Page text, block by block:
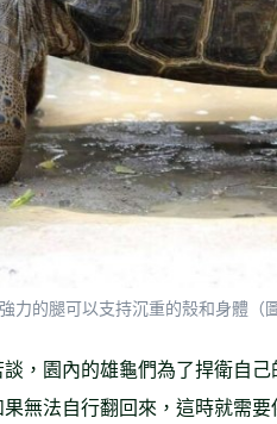
力的腿可以支持沉重的殼和身體（
，園內的雄龜們為了捍衛自
無法自行翻回來，這時就需